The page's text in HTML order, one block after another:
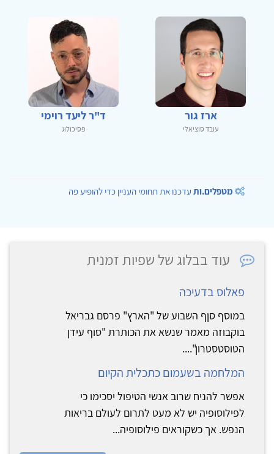
ארז גור
עובד סוציאלי
ד"ר ליעד רוימי
פסיכולוג
מטפלים.ותעדכנו את תחומי העניין כדי להופיע פה
עוד בבלוג של שפיות זמנית
פאלוס בדעיכה
במוסף סןף השבוע של "הארץ" פרסם גבריאל
בוקבוזה מאמר שנשא את הכותרת "סוף עידן
הטוסטסטרון"....
המלחמה בשעמום כתכלית הקיום
אפשר להניח שרוב אנשי הטיפול יסכימו כי
לפילוסופיה יש לא מעט לתרום לעולם בריאות
הנפש. אך כשקוראים פילוסופיה...